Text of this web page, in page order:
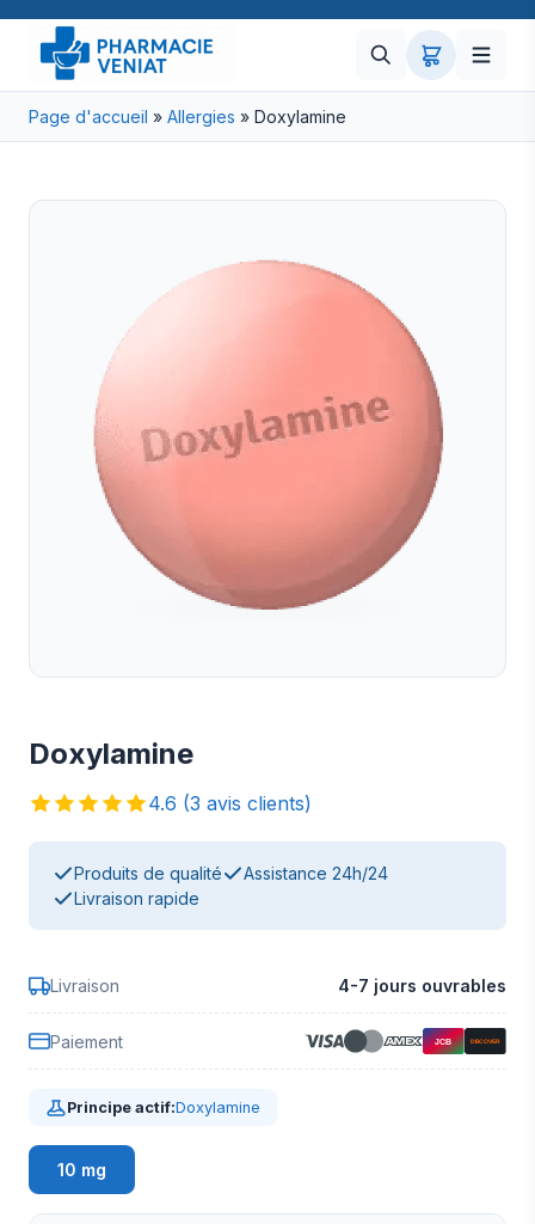
Page d'accueil » Allergies » Doxylamine
Doxylamine
4.6 (3 avis clients)
Produits de qualité
Assistance 24h/24
Livraison rapide
Livraison 4-7 jours ouvrables
Paiement
Principe actif:Doxylamine
10 mg